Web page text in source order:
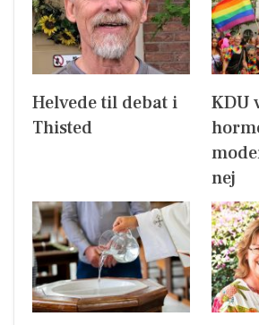
Helvede til debat i
Thisted
KDU
nej